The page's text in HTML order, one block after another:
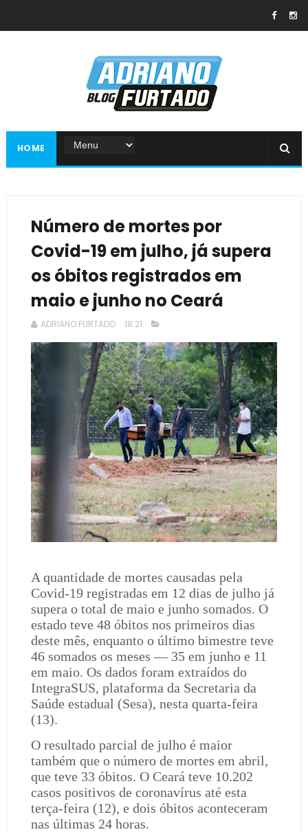
HOME
Número de mortes por
Covid-19 em julho, já supera
os óbitos registrados em
maio e junho no Ceará
ADRIANO FURTADO 18:21
A quantidade de mortes causadas pela
Covid-19 registradas em 12 dias de julho já
supera o total de maio e junho somados. O
estado teve 48 óbitos nos primeiros dias
deste mês, enquanto o último bimestre teve
46 somados os meses — 35 em junho e 11
em maio. Os dados foram extraídos do
IntegraSUS, plataforma da Secretaria da
Saúde estadual (Sesa), nesta quarta-feira
(13).
O resultado parcial de julho é maior
também que o número de mortes em abril,
que teve 33 óbitos. O Ceará teve 10.202
casos positivos de coronavírus até esta
terça-feira (12), e dois óbitos aconteceram
nas últimas 24 horas.